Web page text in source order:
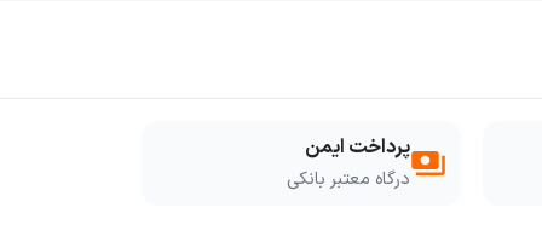
paymentsپرداخت ایمن
درگاه معتبر بانکی